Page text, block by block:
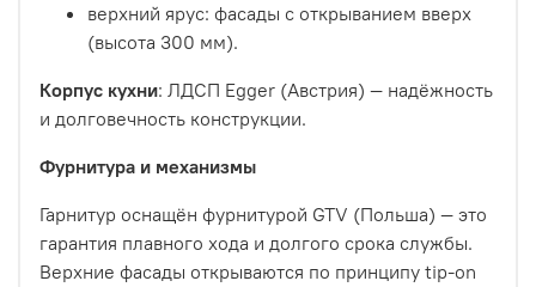
верхний ярус: фасады с открыванием вверх
(высота 300 мм).
Корпус кухни: ЛДСП Egger (Австрия) — надёжность
и долговечность конструкции.
Фурнитура и механизмы
Гарнитур оснащён фурнитурой GTV (Польша) — это
гарантия плавного хода и долгого срока службы.
Верхние фасады открываются по принципу tip‑on